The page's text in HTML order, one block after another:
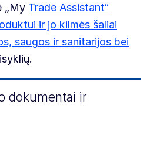
„My Trade Assistant“
ir jo kilmės šaliai
saugos ir sanitarijos bei
dokumentai ir